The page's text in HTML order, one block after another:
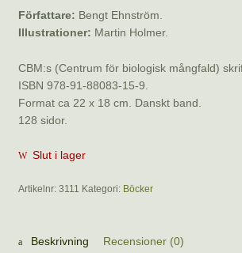
Författare: Bengt Ehnström.
Illustrationer: Martin Holmer.
CBM:s (Centrum för biologisk mångfald)
ISBN 978-91-88083-15-9.
Format ca 22 x 18 cm. Danskt band.
128 sidor.
Slut i lager
Artikelnr: 3111 Kategori: Böcker
Beskrivning Recensioner (0)